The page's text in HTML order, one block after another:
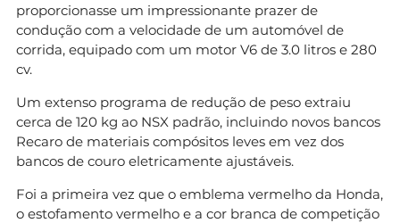
proporcionasse um impressionante prazer de
condução com a velocidade de um automóvel de
corrida, equipado com um motor V6 de 3.0 litros e 280
cv.
Um extenso programa de redução de peso extraiu
cerca de 120 kg ao NSX padrão, incluindo novos bancos
Recaro de materiais compósitos leves em vez dos
bancos de couro eletricamente ajustáveis.
Foi a primeira vez que o emblema vermelho da Honda,
o estofamento vermelho e a cor branca de competição